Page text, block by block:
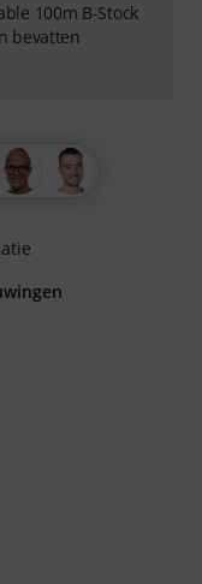
100m B-Stock
bevatten